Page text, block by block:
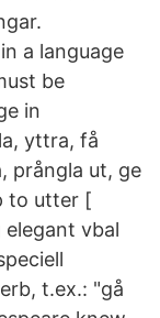
a language
be
in
yttra, få
prångla ut, ge
to utter [
vbal
t.ex.: "gå